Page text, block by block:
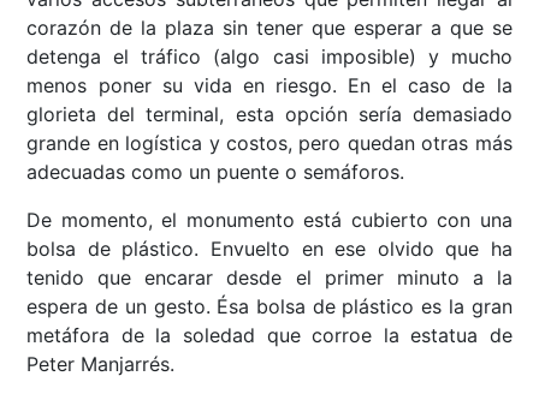
corazón de la plaza sin tener que esperar a que se
detenga el tráfico (algo casi imposible) y mucho
menos poner su vida en riesgo. En el caso de la
glorieta del terminal, esta opción sería demasiado
grande en logística y costos, pero quedan otras más
adecuadas como un puente o semáforos.
De momento, el monumento está cubierto con una
bolsa de plástico. Envuelto en ese olvido que ha
tenido que encarar desde el primer minuto a la
espera de un gesto. Ésa bolsa de plástico es la gran
metáfora de la soledad que corroe la estatua de
Peter Manjarrés.